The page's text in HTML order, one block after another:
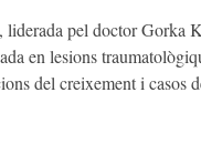
liderada pel doctor Gorka
en lesions
del creixement i casos